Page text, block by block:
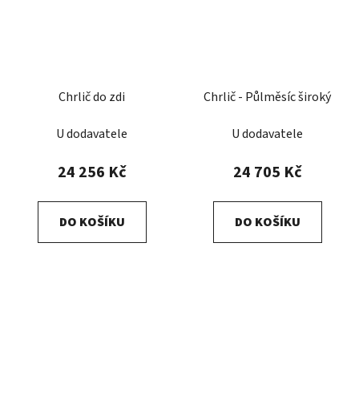
Chrlič do zdi
U dodavatele
24 256 Kč
DO KOŠÍKU
Chrlič - Půlměsíc široký
U dodavatele
24 705 Kč
DO KOŠÍKU